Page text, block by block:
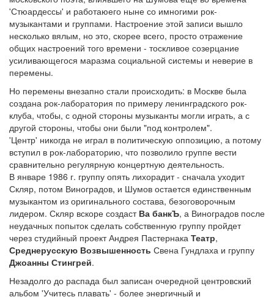
'Стюардессы' и работаюего ныне со имногими рок-
музыкантами и группами. Настроение этой записи вышло
несколько вялым, но это, скорее всего, просто отражение
общих настроений того времени - тоскливое созерцание
усиливающегося маразма социальной системы и неверие в
перемены.
Но перемены внезапно стали происходить: в Москве была
создана рок-лаборатория по примеру ленинградского рок-
клуба, чтобы, с одной стороны музыканты могли играть, а с
другой стороны, чтобы они были "под контролем".
'Центр' никогда не играл в политическую оппозицию, а потому
вступил в рок-лабораторию, что позволило группе вести
сравнительно регулярную концертную деятельность.
В январе 1986 г. группу опять лихорадит - сначала уходит
Скляр, потом Виноградов, и Шумов остается единственным
музыкантом из оригинального состава, безоговорочным
лидером. Скляр вскоре создаст Ва банкЪ, а Виноградов после
неудачных попыток сделать собственную группу пройдет
через студийный проект Андрея Пастернака Театр,
Среднерусскую Возвышенность Свена Гундлаха и группу
Джоанны Стингрей.
Незадолго до распада был записан очередной центровский
альбом 'Учитесь плавать' - более энергичный и